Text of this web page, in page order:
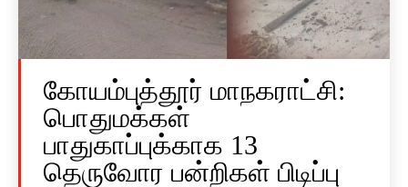
கோயம்புத்தூர் மாநகராட்சி:
பொதுமக்கள்
பாதுகாப்புக்காக 13
தெருவோர பன்றிகள் பிடிப்பு